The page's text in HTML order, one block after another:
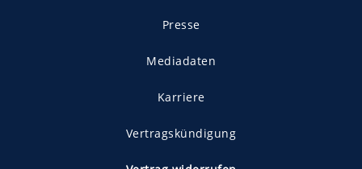
Presse
Mediadaten
Karriere
Vertragskündigung